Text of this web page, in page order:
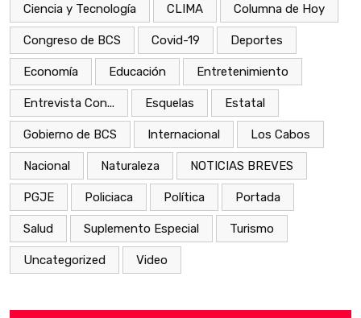
Ciencia y Tecnología CLIMA Columna de Hoy
Congreso de BCS Covid-19 Deportes
Economía Educación Entretenimiento
Entrevista Con... Esquelas Estatal
Gobierno de BCS Internacional Los Cabos
Nacional Naturaleza NOTICIAS BREVES
PGJE Policiaca Política Portada
Salud Suplemento Especial Turismo
Uncategorized Video